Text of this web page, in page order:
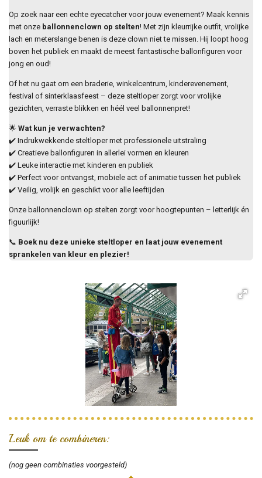
Op zoek naar een echte eyecatcher voor jouw evenement? Maak kennis
met onze ballonnenclown op stelten! Met zijn kleurrijke outfit, vrolijke
lach en meterslange benen is deze clown niet te missen. Hij loopt hoog
boven het publiek en maakt de meest fantastische ballonfiguren voor
jong en oud!
Of het nu gaat om een braderie, winkelcentrum, kinderevenement,
festival of sinterklaasfeest – deze steltloper zorgt voor vrolijke
gezichten, verraste blikken en héél veel ballonnenpret!
🌟 Wat kun je verwachten?
✔️ Indrukwekkende steltloper met professionele uitstraling
✔️ Creatieve ballonfiguren in allerlei vormen en kleuren
✔️ Leuke interactie met kinderen en publiek
✔️ Perfect voor ontvangst, mobiele act of animatie tussen het publiek
✔️ Veilig, vrolijk en geschikt voor alle leeftijden
Onze ballonnenclown op stelten zorgt voor hoogtepunten – letterlijk én
figuurlijk!
📞 Boek nu deze unieke steltloper en laat jouw evenement
sprankelen van kleur en plezier!
Leuk om te combineren:
(nog geen combinaties voorgesteld)